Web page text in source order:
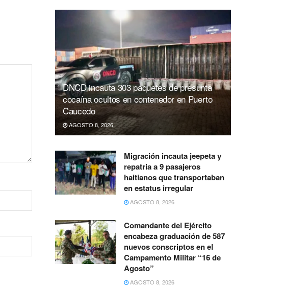
DNCD incauta 303 paquetes de presunta
cocaína ocultos en contenedor en Puerto
Caucedo
AGOSTO 8, 2026
Migración incauta jeepeta y
repatria a 9 pasajeros
haitianos que transportaban
en estatus irregular
AGOSTO 8, 2026
Comandante del Ejército
encabeza graduación de 587
nuevos conscriptos en el
Campamento Militar “16 de
Agosto”
AGOSTO 8, 2026